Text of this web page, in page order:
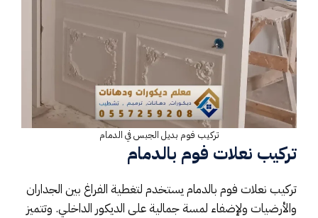
تركيب فوم بديل الجبس في الدمام
تركيب نعلات فوم بالدمام
تركيب نعلات فوم بالدمام يستخدم لتغطية الفراغ بين الجداران
والأرضيات ولإضفاء لمسة جمالية على الديكور الداخلي. وتتميز